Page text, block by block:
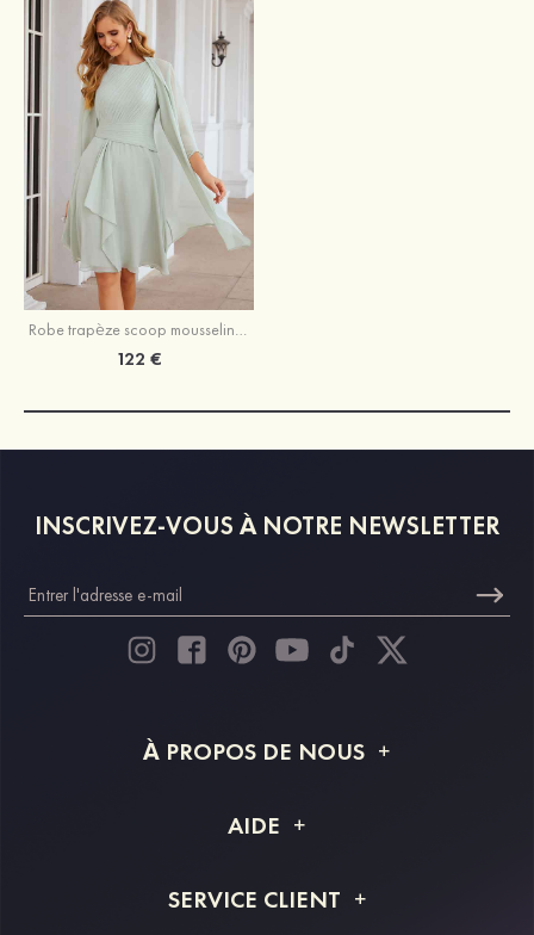
Robe trapèze scoop mousseline longueur genou robe de mère de la mariée avec plissé veste
122 €
INSCRIVEZ-VOUS À NOTRE NEWSLETTER
À PROPOS DE NOUS
Livraison
AIDE
Retour et remboursement
SERVICE CLIENT